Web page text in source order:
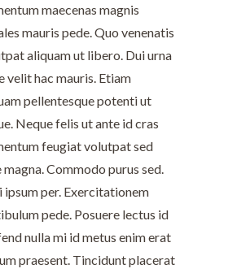
maecenas magnis
mauris pede. Quo venenatis
aliquam ut libero. Dui urna
velit hac mauris. Etiam
pellentesque potenti ut
Neque felis ut ante id cras
feugiat volutpat sed
magna. Commodo purus sed.
ipsum per. Exercitationem
pede. Posuere lectus id
nulla mi id metus enim erat
praesent. Tincidunt placerat